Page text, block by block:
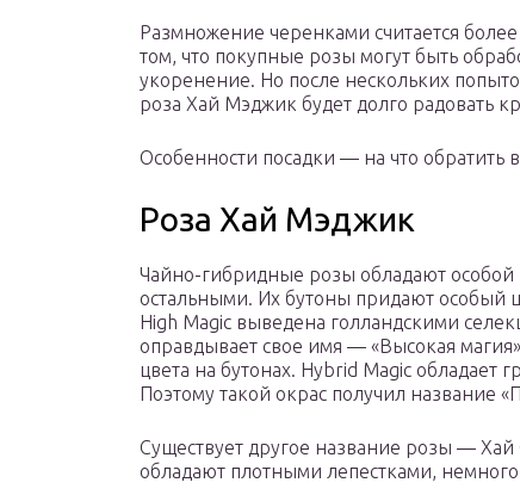
Размножение черенками считается
том, что покупные розы могут быть
укоренение. Но после нескольких
роза Хай Мэджик будет долго радовать
Особенности посадки — на что обратить
Роза Хай Мэджик
Чайно-гибридные розы обладают
остальными. Их бутоны придают особый
High Magic выведена голландскими
оправдывает свое имя — «Высокая
цвета на бутонах. Hybrid Magic обладает
Поэтому такой окрас получил название
Существует другое название розы —
обладают плотными лепестками,